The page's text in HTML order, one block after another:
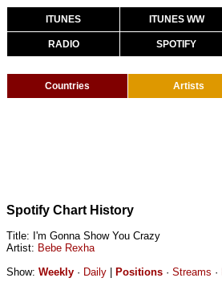
ITUNES ITUNES WW
RADIO SPOTIFY
Countries Artists
Spotify Chart History
Title: I'm Gonna Show You Crazy
Artist: Bebe Rexha
Show: Weekly · Daily Positions · Streams ·